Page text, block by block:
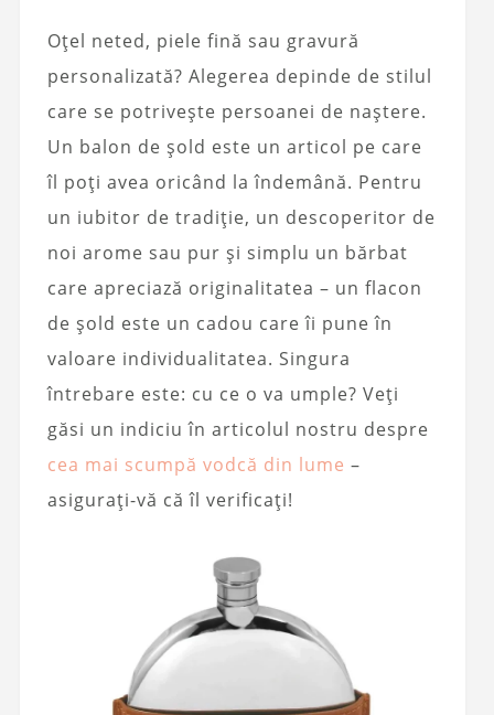
Oțel neted, piele fină sau gravură
personalizată? Alegerea depinde de stilul
care se potrivește persoanei de naștere.
Un balon de șold este un articol pe care
îl poți avea oricând la îndemână. Pentru
un iubitor de tradiție, un descoperitor de
noi arome sau pur și simplu un bărbat
care apreciază originalitatea – un flacon
de șold este un cadou care îi pune în
valoare individualitatea. Singura
întrebare este: cu ce o va umple? Veți
găsi un indiciu în articolul nostru despre
cea mai scumpă vodcă din lume –
asigurați-vă că îl verificați!